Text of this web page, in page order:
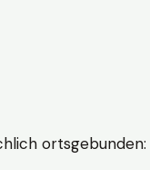
ortsgebunden: